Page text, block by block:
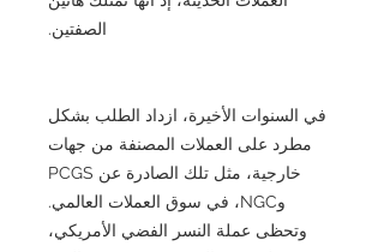
الصفتين.
في السنوات الأخيرة، ازداد الطلب بشكل
مطرد على العملات المصنفة من جهات
خارجية، مثل تلك الصادرة عن PCGS
وNGC، في سوق العملات العالمي.
وتحظى عملة النسر الفضي الأمريكي،